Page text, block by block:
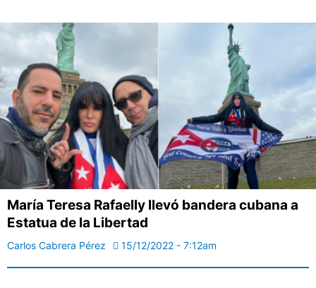
María Teresa Rafaelly llevó bandera cubana a
Estatua de la Libertad
Carlos Cabrera Pérez 15/12/2022 - 7:12am